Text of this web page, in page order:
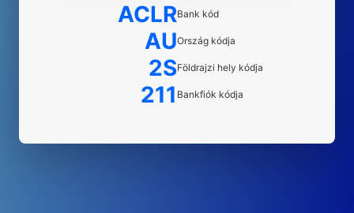
ACLRBank kód
AUOrszág kódja
2SFöldrajzi hely kódja
211 Bankfiók kódja